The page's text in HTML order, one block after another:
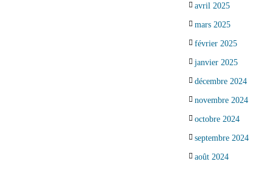
avril 2025
mars 2025
février 2025
janvier 2025
décembre 2024
novembre 2024
octobre 2024
septembre 2024
août 2024